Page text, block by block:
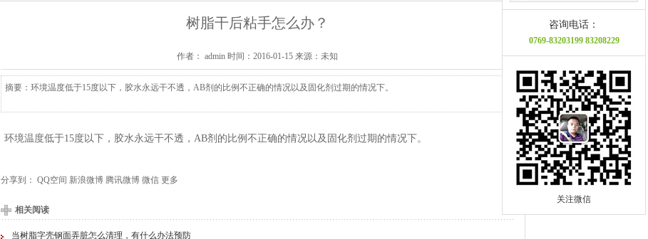
树脂干后粘手怎么办？
作者： admin 时间：2016-01-15 来源：未知
摘要：环境温度低于15度以下，胶水永远干不透，AB剂的比例不正确的情况以及固化剂过期的情况下。
环境温度低于15度以下，胶水永远干不透，AB剂的比例不正确的情况以及固化剂过期的情况下。
分享到： QQ空间 新浪微博 腾讯微博 微信 更多
相关阅读
当树脂字壳钢面弄脏怎么清理，有什么办法预防
咨询电话：
0769-83203199 83208229
关注微信